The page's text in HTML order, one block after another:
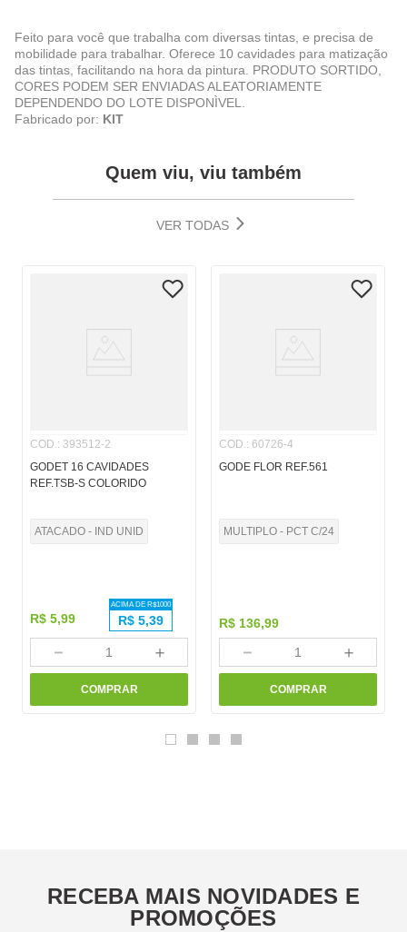
Feito para você que trabalha com diversas tintas, e precisa de
mobilidade para trabalhar. Oferece 10 cavidades para matização
das tintas, facilitando na hora da pintura. PRODUTO SORTIDO,
CORES PODEM SER ENVIADAS ALEATORIAMENTE
DEPENDENDO DO LOTE DISPONÌVEL.
Fabricado por: KIT
Quem viu, viu também
VER TODAS
COD.: 393512-2
GODET 16 CAVIDADES
REF.TSB-S COLORIDO
ATACADO - IND UNID
R$ 5,99
ACIMA DE R$1000
R$ 5,39
＋
－
COMPRAR
COD.: 60726-4
GODE FLOR REF.561
MULTIPLO - PCT C/24
R$ 136,99
＋
－
COMPRAR
RECEBA MAIS NOVIDADES E
PROMOÇÕES